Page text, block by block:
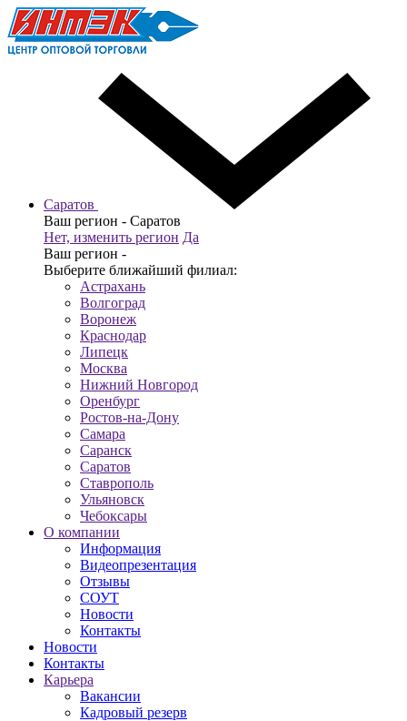
Саратов
Ваш регион - Саратов
Нет, изменить регион Да
Ваш регион -
Выберите ближайший филиал:
Астрахань
Волгоград
Воронеж
Краснодар
Липецк
Москва
Нижний Новгород
Оренбург
Ростов-на-Дону
Самара
Саранск
Саратов
Ставрополь
Ульяновск
Чебоксары
О компании
Информация
Видеопрезентация
Отзывы
СОУТ
Новости
Контакты
Новости
Контакты
Карьера
Вакансии
Кадровый резерв